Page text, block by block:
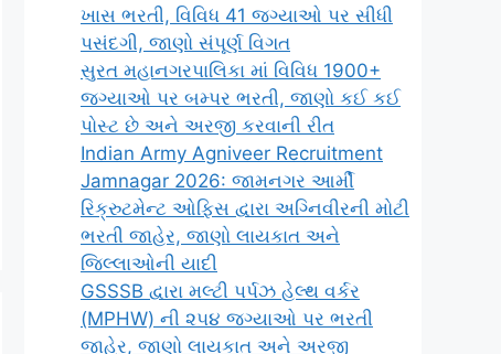
ખાસ ભરતી, વિવિધ 41 જગ્યાઓ પર સીધી
પસંદગી, જાણો સંપૂર્ણ વિગત
સુરત મહાનગરપાલિકા માં વિવિધ 1900+
જગ્યાઓ પર બમ્પર ભરતી, જાણો કઈ કઈ
પોસ્ટ છે અને અરજી કરવાની રીત
Indian Army Agniveer Recruitment
Jamnagar 2026: જામનગર આર્મી
રિક્રુટમેન્ટ ઓફિસ દ્વારા અગ્નિવીરની મોટી
ભરતી જાહેર, જાણો લાયકાત અને
જિલ્લાઓની યાદી
GSSSB દ્વારા મલ્ટી પર્પઝ હેલ્થ વર્કર
(MPHW) ની ૨૫૪ જગ્યાઓ પર ભરતી
જાહેર, જાણો લાયકાત અને અરજી